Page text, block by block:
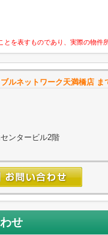
を表すものであり、実際の物件
ルネットワーク天満橋店 ま
ンタービル2階
せ